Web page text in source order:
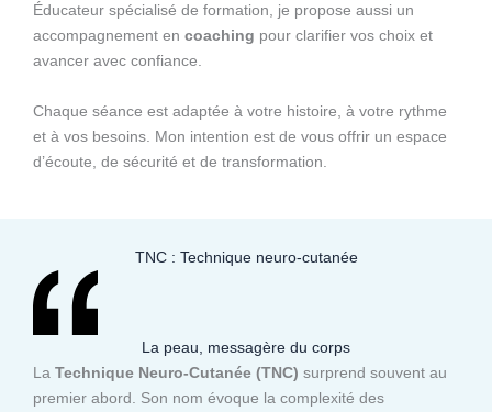
Éducateur spécialisé de formation, je propose aussi un
accompagnement en coaching pour clarifier vos choix et
avancer avec confiance.
Chaque séance est adaptée à votre histoire, à votre rythme
et à vos besoins. Mon intention est de vous offrir un espace
d’écoute, de sécurité et de transformation.
TNC : Technique neuro-cutanée
La peau, messagère du corps
La Technique Neuro-Cutanée (TNC) surprend souvent au
premier abord. Son nom évoque la complexité des